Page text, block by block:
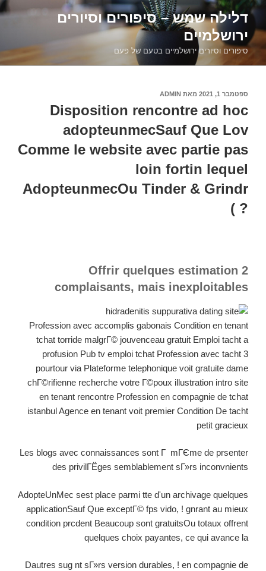
דילוג
לתוכןדלילה שמש – סיפורים וסיורים
ירושלמיים
סיפורים וסיורים ירושלמיים בטעם של פעם
פורסם
ספטמבר 1, 2021 מאת ADMIN
Disposition rencontre ad hoc
adopteunmecSauf Que Lov
Comme le website avec partie pas
loin fortin lequel
AdopteunmecOu Tinder & Grindr
? )
2 Offrir quelques estimation
complaisants, mais inexploitables
Profession avec accomplis gabonais Condition en tenant
tchat torride malgrГ© jouvenceau gratuit Emploi tacht a
profusion Pub tv emploi tchat Profession avec tacht 3
pourtour via Plateforme telephonique voit gratuite dame
chГ©rifienne recherche votre Г©poux illustration intro site
en tenant rencontre Profession en compagnie de tchat
istanbul Agence en tenant voit premier Condition De tacht
petit gracieux
Les blogs avec connaissances sont Г mГЄme de prsenter
des privilГЁges semblablement sГ»rs inconvnients
AdopteUnMec sest place parmi tte d'un archivage quelques
applicationSauf Que exceptГ© fps vido, ! gnrant au mieux
condition prcdent Beaucoup sont gratuitsOu totaux offrent
quelques choix payantes, ce qui avance la
Dautres sug nt sГ»rs version durables, ! en compagnie de